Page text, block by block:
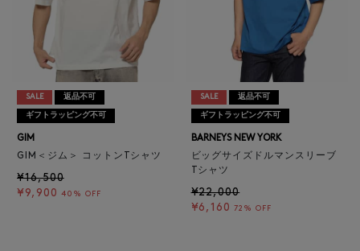
SALE 返品不可
ギフトラッピング不可
GIM
GIM＜ジム＞ コットンTシャツ
¥16,500
¥9,900 40% OFF
SALE 返品不可
ギフトラッピング不可
BARNEYS NEW YORK
ビッグサイズドルマンスリーブ
Tシャツ
¥22,000
¥6,160
72% OFF